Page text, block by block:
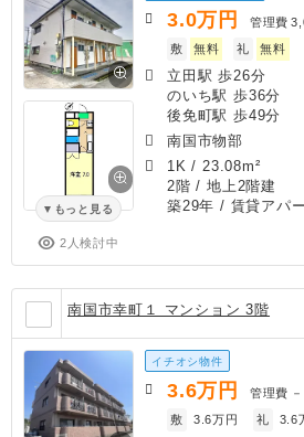
もっと見る
2人検討中
3.0万円 管理費
敷
無料 礼 無料
立田駅 歩26分
のいち駅 歩36分
後免町駅 歩49分
南国市物部
1K / 23.08m²
2階 / 地上2階建
築29年 / 賃貸アパ
南国市幸町１ マンション 3階
イチオシ物件
3.6万円 管理費 －
敷
3.6万円 礼 3.6